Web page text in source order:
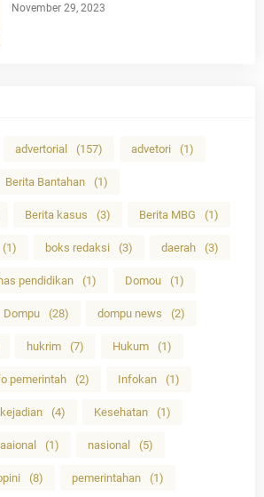
November 29, 2023
advertorial (157) advetori (1)
Berita Bantahan (1)
Berita kasus (3) Berita MBG (1)
(1) boks redaksi (3) daerah (3)
pendidikan (1) Domou (1)
Dompu (28) dompu news (2)
hukrim (7) Hukum (1)
pemerintah (2) Infokan (1)
kejadian (4) Kesehatan (1)
(1) nasional (5)
(8) pemerintahan (1)